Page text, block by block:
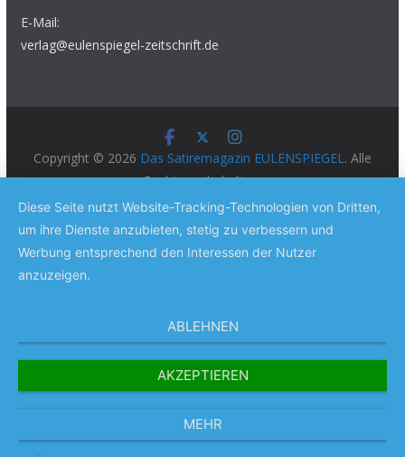
E-Mail:
verlag@eulenspiegel-zeitschrift.de
Copyright © 2026 Das Satiremagazin EULENSPIEGEL. Alle
Rechte vorbehalten.
Theme:ColorMag Provon ThemeGrill. Präsentiert von
WordPress.
Diese Seite nutzt Website-Tracking-Technologien von Dritten,
um ihre Dienste anzubieten, stetig zu verbessern und
Werbung entsprechend den Interessen der Nutzer
anzuzeigen.
ABLEHNEN
AKZEPTIEREN
MEHR